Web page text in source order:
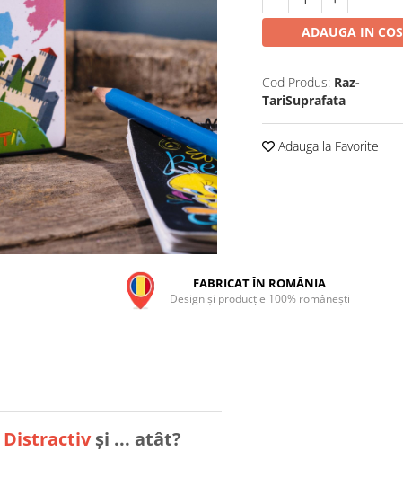
ADAUGA IN COS
Cod Produs: Raz-
TariSuprafata
Adauga la Favorite
FABRICAT ÎN ROMÂNIA
Design și producție 100% românești
Distractivși ... atât?